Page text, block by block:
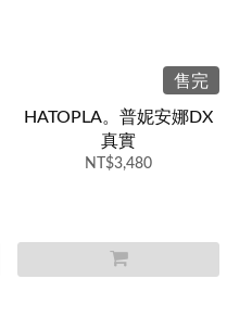
售完
HATOPLA。普妮安娜DX
真實
NT$3,480